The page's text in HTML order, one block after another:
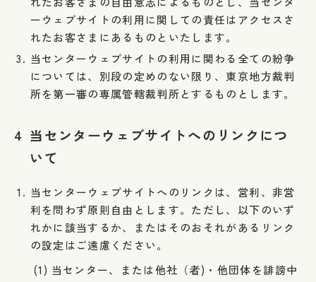
ーウェブサイトの利用に関しての責任はアクセスさ
れたお客さまにあるものといたします。
当センターウェブサイトの利用に関わる全ての紛争
については、別段の定めのない限り、東京地方裁判
所を第一審の専属管轄裁判所とするものとします。
4 当センターウェブサイトへのリンクにつ
いて
当センターウェブサイトへのリンクは、営利、非営
利を問わず原則自由とします。ただし、以下のいず
れかに該当するか、またはそのおそれがあるリンク
の設定はご遠慮ください。
当センター、または他社（者)・他団体を誹謗中